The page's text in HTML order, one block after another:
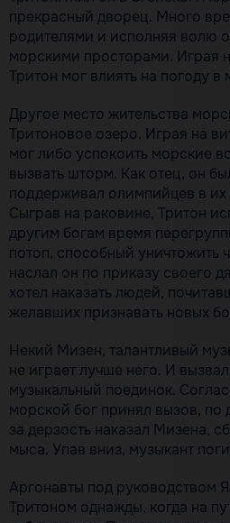
прекрасный дворец. Много
родителями и исполняя волю
морскими просторами. Играя
Тритон мог влиять на погоду в
Другое место жительства
Тритоновое озеро. Играя на
мог либо успокоить морские
вызвать шторм. Как отец, он
поддерживал олимпийцев в их
Сыграв на раковине, Тритон
другим богам время
потоп, способный уничтожить
наслал он по приказу своего
хотел наказать людей,
желавших признавать новых
Некий Мизен, талантливый
не играет лучше него. И
музыкальный поединок.
морской бог принял вызов, по
за дерзость наказал Мизена,
мыса. Упав вниз, музыкант
Аргонавты под руководством
Тритоном однажды, когда на